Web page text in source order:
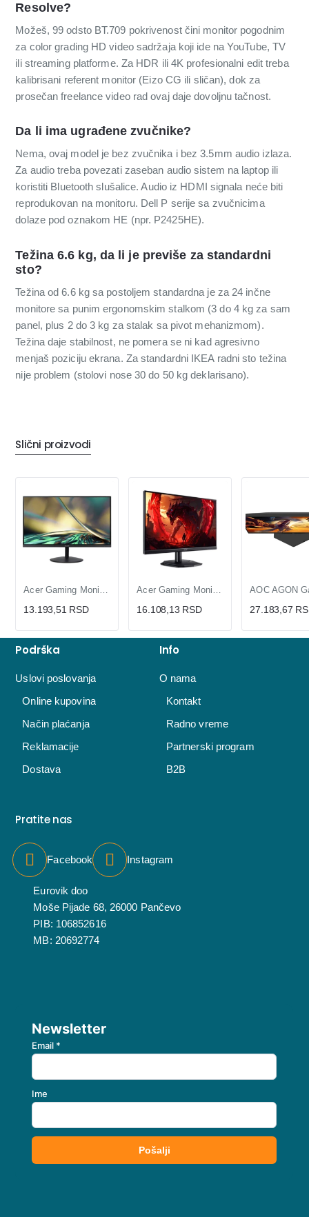
Resolve?
Možeš, 99 odsto BT.709 pokrivenost čini monitor pogodnim
za color grading HD video sadržaja koji ide na YouTube, TV
ili streaming platforme. Za HDR ili 4K profesionalni edit treba
kalibrisani referent monitor (Eizo CG ili sličan), dok za
prosečan freelance video rad ovaj daje dovoljnu tačnost.
Da li ima ugrađene zvučnike?
Nema, ovaj model je bez zvučnika i bez 3.5mm audio izlaza.
Za audio treba povezati zaseban audio sistem na laptop ili
koristiti Bluetooth slušalice. Audio iz HDMI signala neće biti
reprodukovan na monitoru. Dell P serije sa zvučnicima
dolaze pod oznakom HE (npr. P2425HE).
Težina 6.6 kg, da li je previše za standardni
sto?
Težina od 6.6 kg sa postoljem standardna je za 24 inčne
monitore sa punim ergonomskim stalkom (3 do 4 kg za sam
panel, plus 2 do 3 kg za stalak sa pivot mehanizmom).
Težina daje stabilnost, ne pomera se ni kad agresivno
menjaš poziciju ekrana. Za standardni IKEA radni sto težina
nije problem (stolovi nose 30 do 50 kg deklarisano).
Slični proizvodi
13.193,51 RSD 16.108,13 RSD 27.183,67
Podrška
Uslovi poslovanja
Online kupovina
Način plaćanja
Reklamacije
Dostava
Info
O nama
Kontakt
Radno vreme
Partnerski program
B2B
Pratite nas
Facebook Instagram
Eurovik doo
Moše Pijade 68, 26000 Pančevo
PIB: 106852616
MB: 20692774